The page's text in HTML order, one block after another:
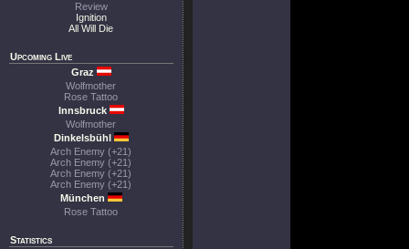
Review
Ignition
All Will Die
Upcoming Live
Graz
Wolfmother
Rose Tattoo
Innsbruck
Wolfmother
Dinkelsbühl
Arch Enemy (+21)
Arch Enemy (+21)
Arch Enemy (+21)
Arch Enemy (+21)
München
Rose Tattoo
Statistics